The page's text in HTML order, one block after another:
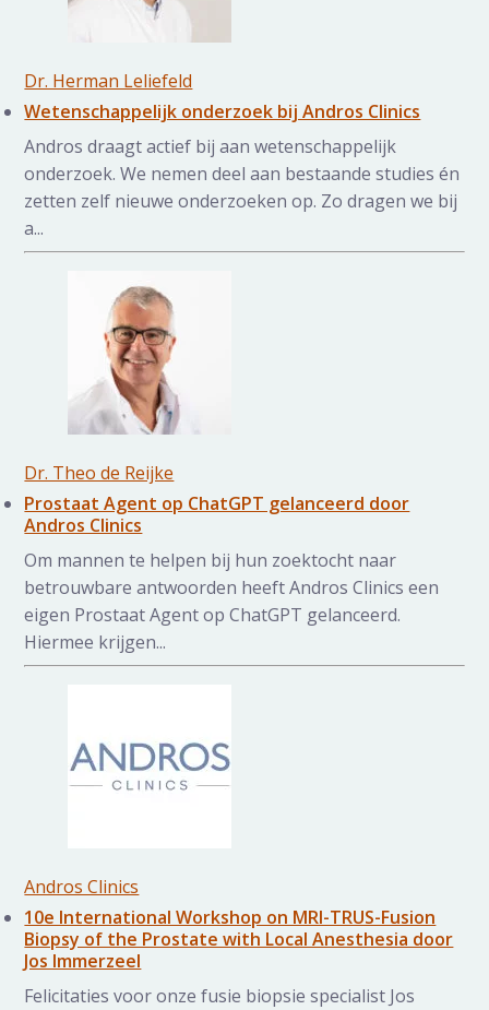
Dr. Herman Leliefeld
Wetenschappelijk onderzoek bij Andros Clinics
Andros draagt actief bij aan wetenschappelijk
onderzoek. We nemen deel aan bestaande studies én
zetten zelf nieuwe onderzoeken op. Zo dragen we bij
a...
Dr. Theo de Reijke
Prostaat Agent op ChatGPT gelanceerd door
Andros Clinics
Om mannen te helpen bij hun zoektocht naar
betrouwbare antwoorden heeft Andros Clinics een
eigen Prostaat Agent op ChatGPT gelanceerd.
Hiermee krijgen...
Andros Clinics
10e International Workshop on MRI-TRUS-Fusion
Biopsy of the Prostate with Local Anesthesia door
Jos Immerzeel
Felicitaties voor onze fusie biopsie specialist Jos